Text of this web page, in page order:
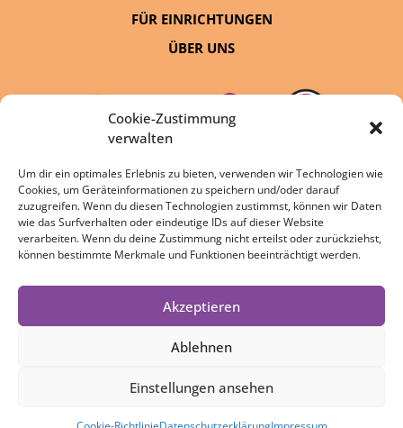
Cookie-Zustimmung
verwalten
Um dir ein optimales Erlebnis zu bieten, verwenden wir Technologien wie
Cookies, um Geräteinformationen zu speichern und/oder darauf
zuzugreifen. Wenn du diesen Technologien zustimmst, können wir Daten
wie das Surfverhalten oder eindeutige IDs auf dieser Website
verarbeiten. Wenn du deine Zustimmung nicht erteilst oder zurückziehst,
können bestimmte Merkmale und Funktionen beeinträchtigt werden.
Akzeptieren
Ablehnen
Einstellungen ansehen
eine Initiative von:
FÜR EINRICHTUNGEN
ÜBER UNS